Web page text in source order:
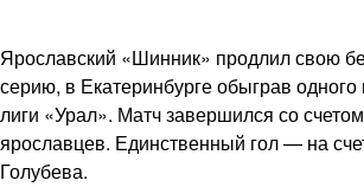
Ярославский «Шинник» продлил свою
серию, в Екатеринбурге обыграв
лиги «Урал». Матч завершился со
ярославцев. Единственный гол — на
Голубева.